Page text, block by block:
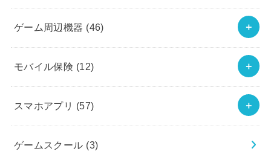
ゲーム周辺機器 (46)
モバイル保険 (12)
スマホアプリ (57)
ゲームスクール (3)